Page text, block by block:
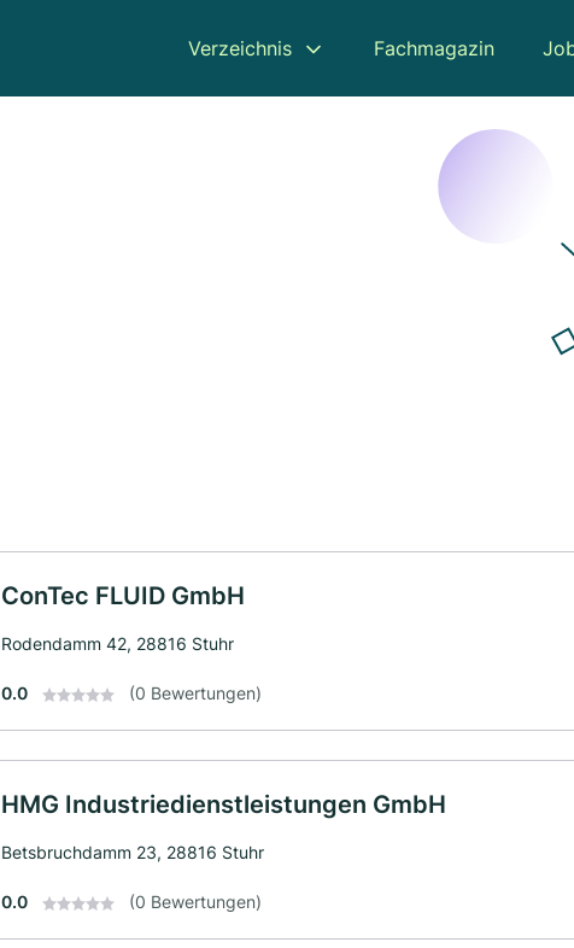
Verzeichnis Fachmagazin
ConTec FLUID GmbH
Rodendamm 42, 28816 Stuhr
0.0 (0 Bewertungen)
HMG Industriedienstleistungen GmbH
Betsbruchdamm 23, 28816 Stuhr
0.0 (0 Bewertungen)